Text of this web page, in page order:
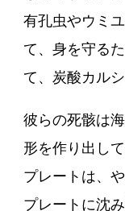
有孔虫やウミ
て、身を守る
て、炭酸カル
彼らの死骸は
形を作り出し
プレートは、
プレートに沈